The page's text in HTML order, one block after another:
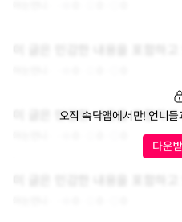
이 글은 민감한 내용을 포함하
오직 속닥앱에서만! 언니